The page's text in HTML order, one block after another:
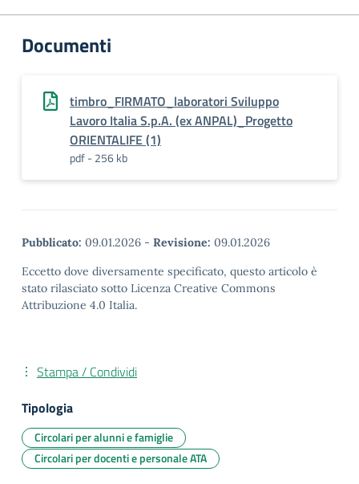
Documenti
timbro_FIRMATO_laboratori Sviluppo
Lavoro Italia S.p.A. (ex ANPAL)_Progetto
ORIENTALIFE (1)
pdf - 256 kb
Pubblicato: 09.01.2026 - Revisione: 09.01.2026
Eccetto dove diversamente specificato, questo articolo è
stato rilasciato sotto Licenza Creative Commons
Attribuzione 4.0 Italia.
Stampa / Condividi
Tipologia
Circolari per alunni e famiglie
Circolari per docenti e personale ATA